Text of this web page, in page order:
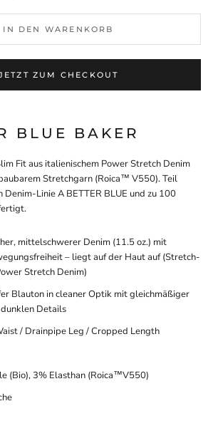
IN DEN WARENKORB
ZUM CHECKOUT
BLUE BAKER
Fit aus italienischem Power Stretch Denim
Stretchgarn (Roica™ V550). Teil
Denim-Linie A BETTER BLUE und zu 100
mittelschwerer Denim (11.5 oz.) mit
– liegt auf der Haut auf (Stretch-
Stretch Denim)
Blauton in cleaner Optik mit gleichmäßiger
Details
/ Drainpipe Leg / Cropped Length
(Bio), 3% Elasthan (Roica™V550)